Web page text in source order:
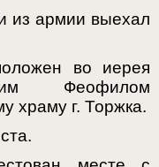
из армии выехал
во иерея
Феофилом
храму г. Торжка.